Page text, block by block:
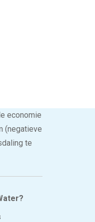
economie
(negatieve
te